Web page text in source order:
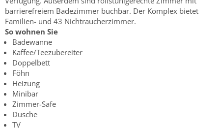
barrierefreiem Badezimmer buchbar. Der Komplex bietet
Familien- und 43 Nichtraucherzimmer.
So wohnen Sie
Badewanne
Kaffee/Teezubereiter
Doppelbett
Föhn
Heizung
Minibar
Zimmer-Safe
Dusche
TV